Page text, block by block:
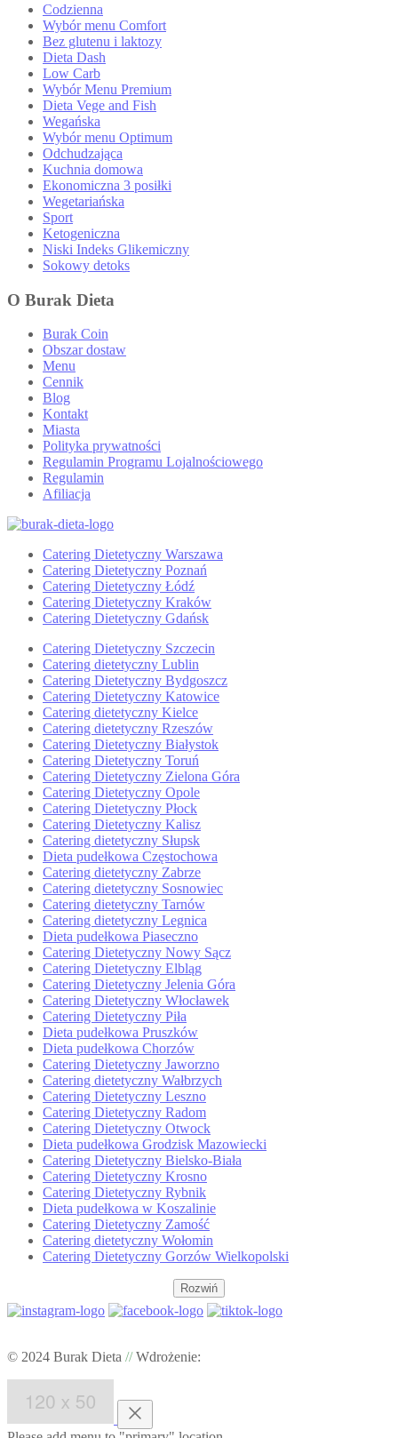
Codzienna
Wybór menu Comfort
Bez glutenu i laktozy
Dieta Dash
Low Carb
Wybór Menu Premium
Dieta Vege and Fish
Wegańska
Wybór menu Optimum
Odchudzająca
Kuchnia domowa
Ekonomiczna 3 posiłki
Wegetariańska
Sport
Ketogeniczna
Niski Indeks Glikemiczny
Sokowy detoks
O Burak Dieta
Burak Coin
Obszar dostaw
Menu
Cennik
Blog
Kontakt
Miasta
Polityka prywatności
Regulamin Programu Lojalnościowego
Regulamin
Afiliacja
Catering Dietetyczny Warszawa
Catering Dietetyczny Poznań
Catering Dietetyczny Łódź
Catering Dietetyczny Kraków
Catering Dietetyczny Gdańsk
Catering Dietetyczny Szczecin
Catering dietetyczny Lublin
Catering Dietetyczny Bydgoszcz
Catering Dietetyczny Katowice
Catering dietetyczny Kielce
Catering dietetyczny Rzeszów
Catering Dietetyczny Białystok
Catering Dietetyczny Toruń
Catering Dietetyczny Zielona Góra
Catering Dietetyczny Opole
Catering Dietetyczny Płock
Catering Dietetyczny Kalisz
Catering dietetyczny Słupsk
Dieta pudełkowa Częstochowa
Catering dietetyczny Zabrze
Catering dietetyczny Sosnowiec
Catering dietetyczny Tarnów
Catering dietetyczny Legnica
Dieta pudełkowa Piaseczno
Catering Dietetyczny Nowy Sącz
Catering Dietetyczny Elbląg
Catering Dietetyczny Jelenia Góra
Catering Dietetyczny Włocławek
Catering Dietetyczny Piła
Dieta pudełkowa Pruszków
Dieta pudełkowa Chorzów
Catering Dietetyczny Jaworzno
Catering dietetyczny Wałbrzych
Catering Dietetyczny Leszno
Catering Dietetyczny Radom
Catering Dietetyczny Otwock
Dieta pudełkowa Grodzisk Mazowiecki
Catering Dietetyczny Bielsko-Biała
Catering Dietetyczny Krosno
Catering Dietetyczny Rybnik
Dieta pudełkowa w Koszalinie
Catering Dietetyczny Zamość
Catering dietetyczny Wołomin
Catering Dietetyczny Gorzów Wielkopolski
Rozwiń
© 2024 Burak Dieta //Wdrożenie: